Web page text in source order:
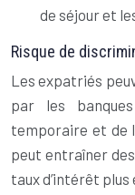
de séjour et
Risque de
Les expatriés
par les
temporaire et de
peut entraîner
taux d’intérêt plus